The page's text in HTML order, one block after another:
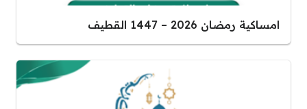
امساكية رمضان 2026 – 1447 القطيف